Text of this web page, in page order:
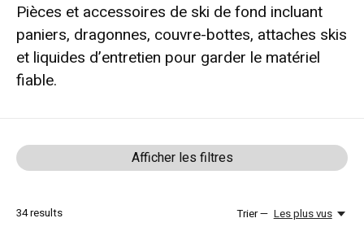
Pièces et accessoires de ski de fond incluant
paniers, dragonnes, couvre-bottes, attaches skis
et liquides d’entretien pour garder le matériel
fiable.
Afficher les filtres
34results Trier — Les plus vus